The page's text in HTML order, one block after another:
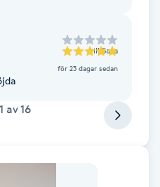
till Sara
för 23 dagar sedan
1 av16